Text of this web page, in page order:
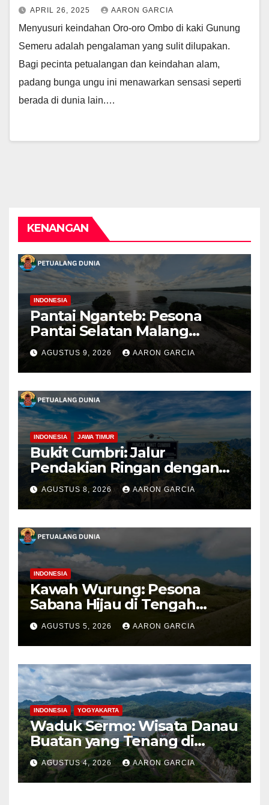
APRIL 26, 2025 AARON GARCIA
Menyusuri keindahan Oro-oro Ombo di kaki Gunung
Semeru adalah pengalaman yang sulit dilupakan.
Bagi pecinta petualangan dan keindahan alam,
padang bunga ungu ini menawarkan sensasi seperti
berada di dunia lain.…
KENANGAN
INDONESIA
Pantai Nganteb: Pesona
Pantai Selatan Malang
dengan Ombak Besar dan
Suasana Alami
AGUSTUS 9, 2026 AARON GARCIA
INDONESIA JAWA TIMUR
Bukit Cumbri: Jalur
Pendakian Ringan dengan
Panorama Perbukitan
AGUSTUS 8, 2026 AARON GARCIA
INDONESIA
Kawah Wurung: Pesona
Sabana Hijau di Tengah
Pegunungan Bondowoso
AGUSTUS 5, 2026 AARON GARCIA
INDONESIA YOGYAKARTA
Waduk Sermo: Wisata Danau
Buatan yang Tenang di
Perbukitan Menoreh Kulon
Progo
AGUSTUS 4, 2026 AARON GARCIA